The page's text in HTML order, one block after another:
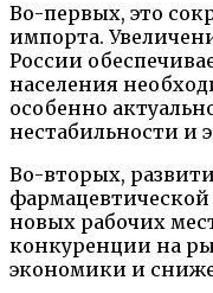
Во-первых, это
импорта.
России
населения
особенно
нестабильности и
Во-вторых,
фармацевтической
новых рабочих
конкуренции на
экономики и